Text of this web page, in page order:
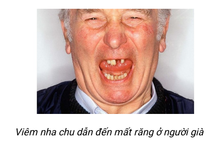
Viêm nha chu dẫn đến mất răng ở người già